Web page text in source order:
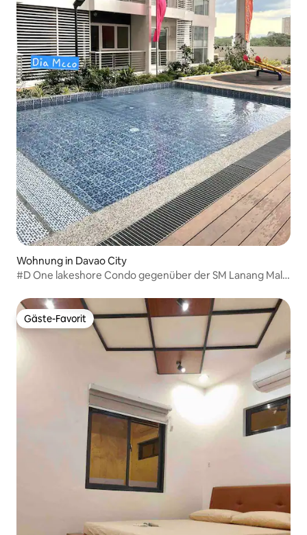
Wohnung in Davao City
#D One lakeshore Condo gegenüber der SM Lanang Mall,
Gäste-Favorit
Gäste-Favorit